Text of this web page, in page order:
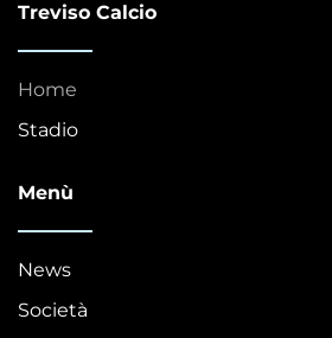
Treviso Calcio
Home
Stadio
Menù
News
Società